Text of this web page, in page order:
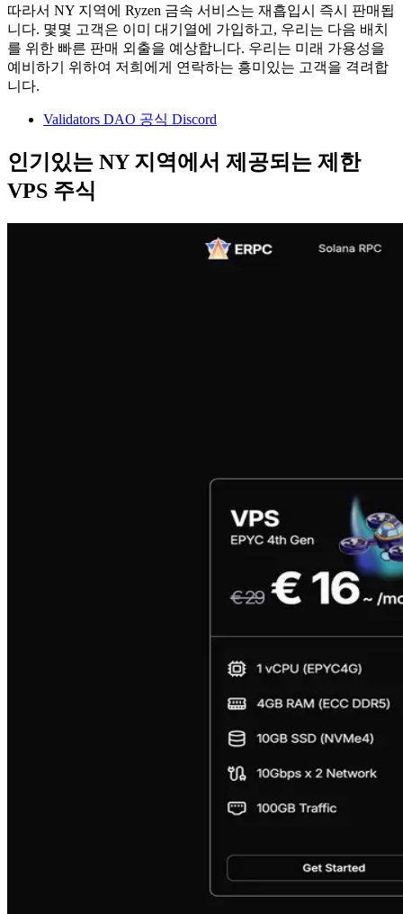
따라서 NY 지역에 Ryzen 금속 서비스는 재흡입시 즉시 판매됩
니다. 몇몇 고객은 이미 대기열에 가입하고, 우리는 다음 배치
를 위한 빠른 판매 외출을 예상합니다. 우리는 미래 가용성을
예비하기 위하여 저희에게 연락하는 흥미있는 고객을 격려합
니다.
Validators DAO 공식 Discord
인기있는 NY 지역에서 제공되는 제한
VPS 주식